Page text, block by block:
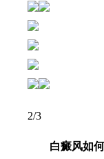
2/3
白癜风如